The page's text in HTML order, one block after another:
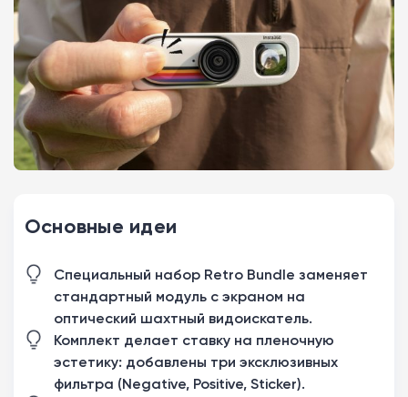
Основные идеи
Специальный набор Retro Bundle заменяет
стандартный модуль с экраном на
оптический шахтный видоискатель.
Комплект делает ставку на пленочную
эстетику: добавлены три эксклюзивных
фильтра (Negative, Positive, Sticker).